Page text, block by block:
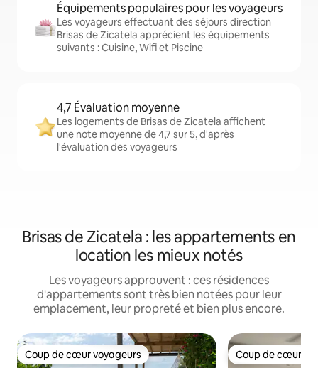
Équipements populaires pour les voyageurs
Les voyageurs effectuant des séjours direction
Brisas de Zicatela apprécient les équipements
suivants : Cuisine, Wifi et Piscine
4,7 Évaluation moyenne
Les logements de Brisas de Zicatela affichent
une note moyenne de 4,7 sur 5, d'après
l'évaluation des voyageurs
Brisas de Zicatela : les appartements en
location les mieux notés
Les voyageurs approuvent : ces résidences
d'appartements sont très bien notées pour leur
emplacement, leur propreté et bien plus encore.
Coup de cœur voyageurs
Coup de cœur voyageurs Coup de cœur
Coup de cœur